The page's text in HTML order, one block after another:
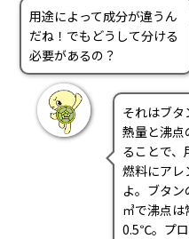
用途によって成分が違うん
だね！でもどうして分ける
必要があるの？
それはブ
熱量と沸点
ることで、
燃料にアレ
よ。ブタ
㎥で沸点は
0.5℃。プ